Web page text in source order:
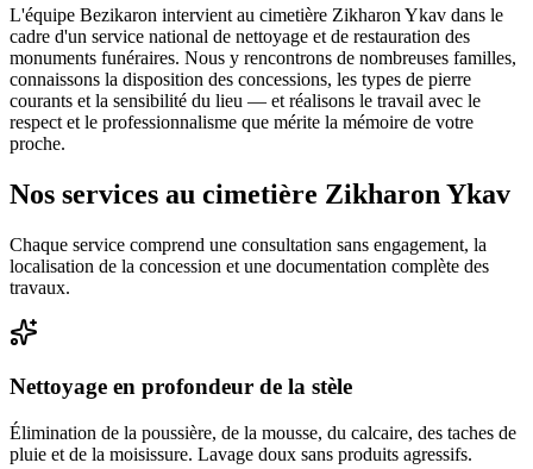
L'équipe Bezikaron intervient au cimetière Zikharon Ykav dans le
cadre d'un service national de nettoyage et de restauration des
monuments funéraires. Nous y rencontrons de nombreuses familles,
connaissons la disposition des concessions, les types de pierre
courants et la sensibilité du lieu — et réalisons le travail avec le
respect et le professionnalisme que mérite la mémoire de votre
proche.
Nos services au cimetière Zikharon Ykav
Chaque service comprend une consultation sans engagement, la
localisation de la concession et une documentation complète des
travaux.
Nettoyage en profondeur de la stèle
Élimination de la poussière, de la mousse, du calcaire, des taches de
pluie et de la moisissure. Lavage doux sans produits agressifs.